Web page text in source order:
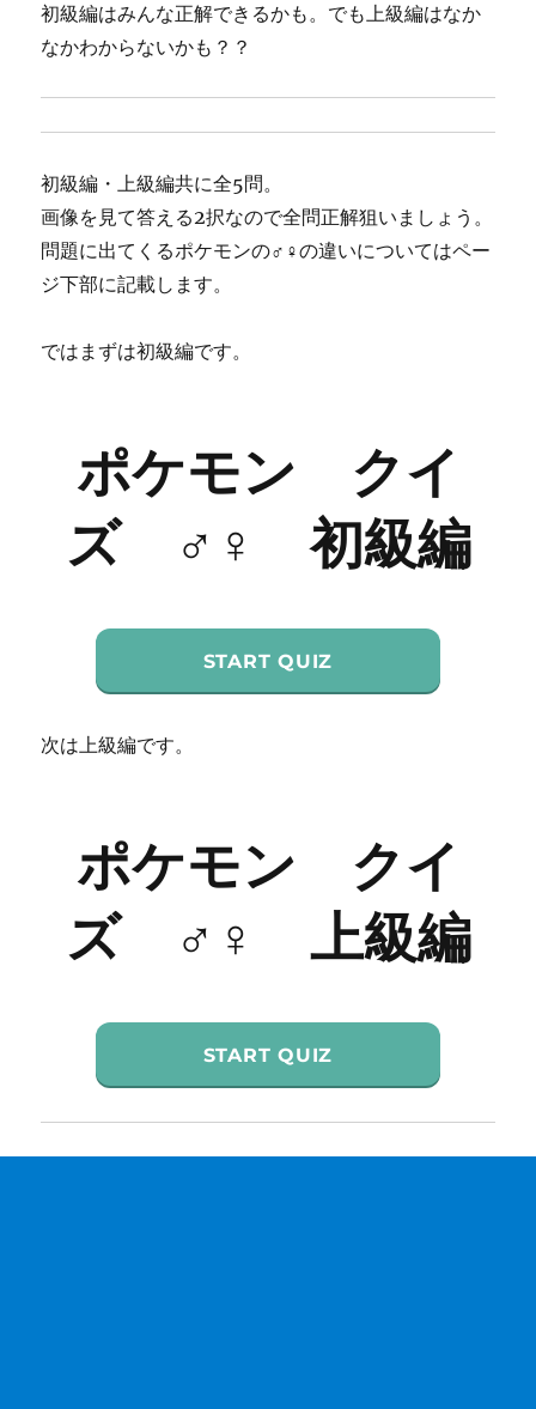
初級編はみんな正解できるかも。でも上級編はなか
なかわからないかも？？
初級編・上級編共に全5問。
画像を見て答える2択なので全問正解狙いましょう。
問題に出てくるポケモンの♂♀の違いについてはペー
ジ下部に記載します。
ではまずは初級編です。
ポケモン クイ
ズ ♂♀ 初級編
START QUIZ
次は上級編です。
ポケモン クイ
ズ ♂♀ 上級編
START QUIZ